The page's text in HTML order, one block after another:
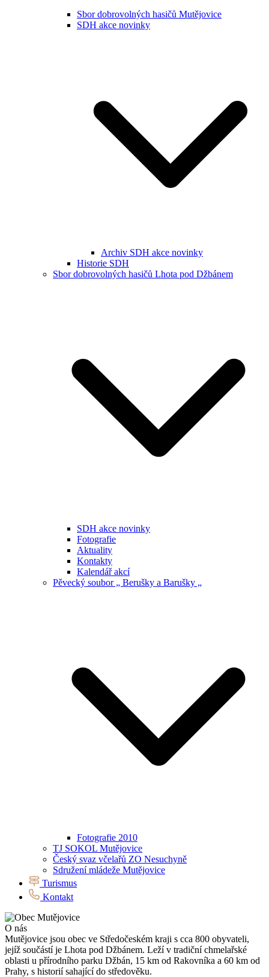
Sbor dobrovolných hasičů Mutějovice
SDH akce novinky
Archiv SDH akce novinky
Historie SDH
Sbor dobrovolných hasičů Lhota pod Džbánem
SDH akce novinky
Fotografie
Aktuality
Kontakty
Kalendář akcí
Pěvecký soubor „ Berušky a Barušky „
Fotografie 2010
TJ SOKOL Mutějovice
Český svaz včelařů ZO Nesuchyně
Sdružení mládeže Mutějovice
Turismus
Kontakt
O nás
Mutějovice jsou obec ve Středočeském kraji s cca 800 obyvateli,
jejíž součástí je Lhota pod Džbánem. Leží v tradiční chmelařské
oblasti u přírodního parku Džbán, 15 km od Rakovníka a 60 km od
Prahy, s historií sahající do středověku.